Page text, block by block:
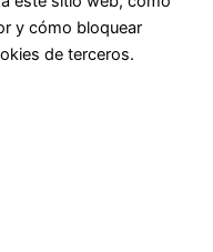
y cómo bloquear
de terceros.